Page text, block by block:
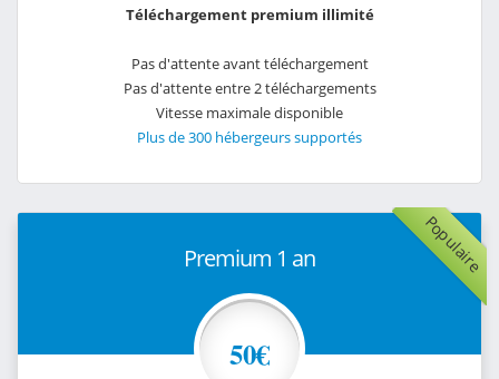
Téléchargement premium illimité
Pas d'attente avant téléchargement
Pas d'attente entre 2 téléchargements
Vitesse maximale disponible
Plus de 300 hébergeurs supportés
Populaire
Premium 1 an
50€